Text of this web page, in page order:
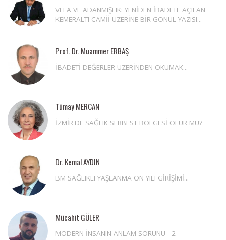
VEFA VE ADANMIŞLIK: YENİDEN İBADETE AÇILAN
KEMERALTI CAMİİ ÜZERİNE BİR GÖNÜL YAZISI...
Prof. Dr. Muammer ERBAŞ
İBADETİ DEĞERLER ÜZERİNDEN OKUMAK...
Tümay MERCAN
İZMİR'DE SAĞLIK SERBEST BÖLGESİ OLUR MU?
Dr. Kemal AYDIN
BM SAĞLIKLI YAŞLANMA ON YILI GİRİŞİMİ...
Mücahit GÜLER
MODERN İNSANIN ANLAM SORUNU - 2